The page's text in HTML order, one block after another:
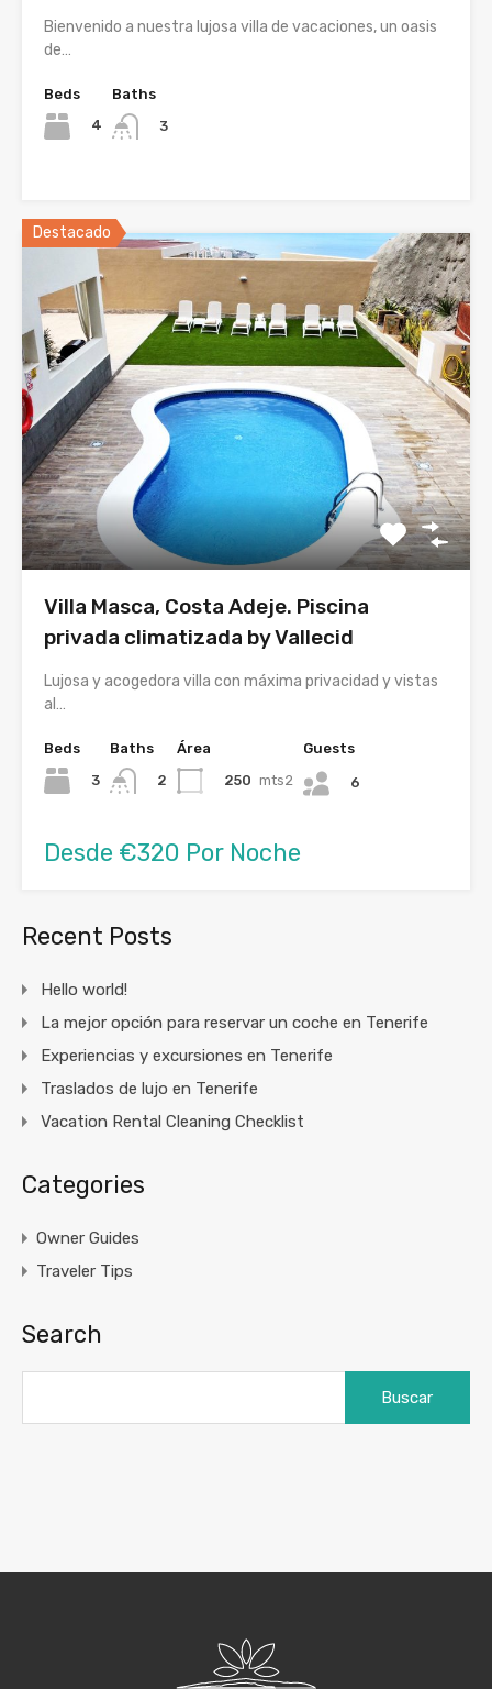
Bienvenido a nuestra lujosa villa de vacaciones, un oasis
de…
Beds
4
Baths
3
Destacado
Villa Masca, Costa Adeje. Piscina
privada climatizada by Vallecid
Lujosa y acogedora villa con máxima privacidad y vistas
al…
Beds
3
Baths
2
Área
250 mts2
Guests
6
Desde €320 Por Noche
Recent Posts
Hello world!
La mejor opción para reservar un coche en Tenerife
Experiencias y excursiones en Tenerife
Traslados de lujo en Tenerife
Vacation Rental Cleaning Checklist
Categories
Owner Guides
Traveler Tips
Search